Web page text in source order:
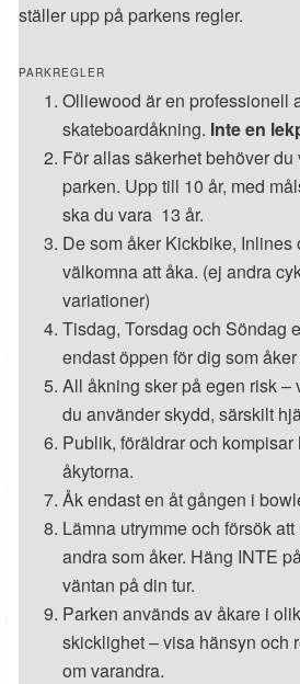
ställer upp på parkens regler.
PARKREGLER
Olliewood är en professionell
skateboardåkning. Inte en
För allas säkerhet behöver du
parken. Upp till 10 år, med
ska du vara 13 år.
De som åker Kickbike, Inlines
välkomna att åka. (ej andra
variationer)
Tisdag, Torsdag och Söndag
endast öppen för dig som
All åkning sker på egen risk –
du använder skydd, särskilt
Publik, föräldrar och
åkytorna.
Åk endast en åt gången i
Lämna utrymme och försök
andra som åker. Häng INTE
väntan på din tur.
Parken används av åkare i
skicklighet – visa hänsyn och
om varandra.